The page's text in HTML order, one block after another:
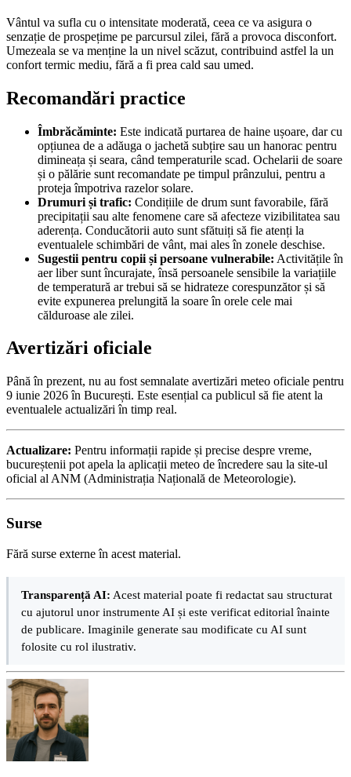
Vântul va sufla cu o intensitate moderată, ceea ce va asigura o
senzație de prospețime pe parcursul zilei, fără a provoca disconfort.
Umezeala se va menține la un nivel scăzut, contribuind astfel la un
confort termic mediu, fără a fi prea cald sau umed.
Recomandări practice
Îmbrăcăminte: Este indicată purtarea de haine ușoare, dar cu
opțiunea de a adăuga o jachetă subțire sau un hanorac pentru
dimineața și seara, când temperaturile scad. Ochelarii de soare
și o pălărie sunt recomandate pe timpul prânzului, pentru a
proteja împotriva razelor solare.
Drumuri și trafic: Condițiile de drum sunt favorabile, fără
precipitații sau alte fenomene care să afecteze vizibilitatea sau
aderența. Conducătorii auto sunt sfătuiți să fie atenți la
eventualele schimbări de vânt, mai ales în zonele deschise.
Sugestii pentru copii și persoane vulnerabile: Activitățile în
aer liber sunt încurajate, însă persoanele sensibile la variațiile
de temperatură ar trebui să se hidrateze corespunzător și să
evite expunerea prelungită la soare în orele cele mai
călduroase ale zilei.
Avertizări oficiale
Până în prezent, nu au fost semnalate avertizări meteo oficiale pentru
9 iunie 2026 în București. Este esențial ca publicul să fie atent la
eventualele actualizări în timp real.
Actualizare: Pentru informații rapide și precise despre vreme,
bucureștenii pot apela la aplicații meteo de încredere sau la site-ul
oficial al ANM (Administrația Națională de Meteorologie).
Surse
Fără surse externe în acest material.
Transparență AI: Acest material poate fi redactat sau structurat
cu ajutorul unor instrumente AI și este verificat editorial înainte
de publicare. Imaginile generate sau modificate cu AI sunt
folosite cu rol ilustrativ.